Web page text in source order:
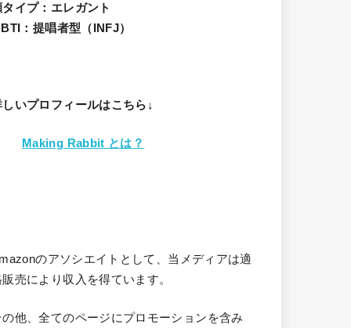
タイプ：エレガン ト
：提唱者型（INFJ）
しいプロフィールはこちら↓
Making Rabbit とは？
のアソシエイトとして、当メディアは適
販売により収入を得ています。
の他、全てのページにプロモーションを含み